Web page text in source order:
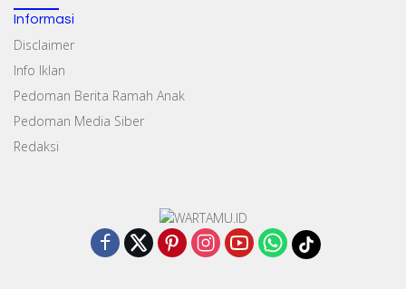
Informasi
Disclaimer
Info Iklan
Pedoman Berita Ramah Anak
Pedoman Media Siber
Redaksi